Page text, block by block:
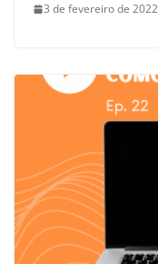
3 de fevereiro de 2022